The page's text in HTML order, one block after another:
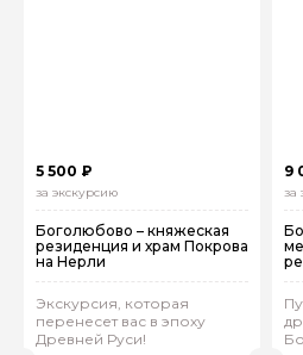
5 500 ₽
за экскурсию
Боголюбово – княжеская
резиденция и храм Покрова
на Нерли
Экскурсия, которая
перенесет вас в эпоху
Древней Руси!
9
за